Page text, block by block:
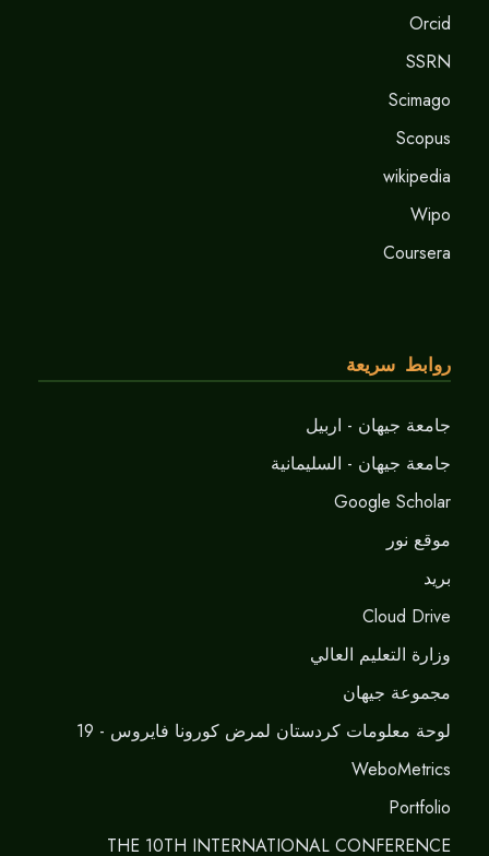
Orcid
SSRN
Scimago
Scopus
wikipedia
Wipo
Coursera
روابط سريعة
جامعة جيهان - اربيل
جامعة جيهان - السليمانية
Google Scholar
موقع نور
برید
Cloud Drive
وزارة التعليم العالي
مجموعة جيهان
لوحة معلومات كردستان لمرض كورونا فايروس - 19
WeboMetrics
Portfolio
THE 10TH INTERNATIONAL CONFERENCE